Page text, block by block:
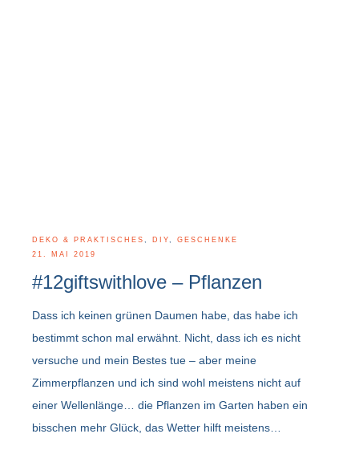
DEKO & PRAKTISCHES , DIY, GESCHENKE
21. MAI 2019
#12giftswithlove – Pflanzen
Dass ich keinen grünen Daumen habe, das habe ich
bestimmt schon mal erwähnt. Nicht, dass ich es nicht
versuche und mein Bestes tue – aber meine
Zimmerpflanzen und ich sind wohl meistens nicht auf
einer Wellenlänge… die Pflanzen im Garten haben ein
bisschen mehr Glück, das Wetter hilft meistens…